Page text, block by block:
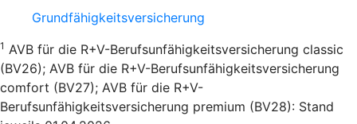
Grundfähigkeitsversicherung
1 AVB für die R+V-Berufsunfähigkeitsversicherung classic
(BV26); AVB für die R+V-Berufsunfähigkeitsversicherung
comfort (BV27); AVB für die R+V-
Berufsunfähigkeitsversicherung premium (BV28): Stand